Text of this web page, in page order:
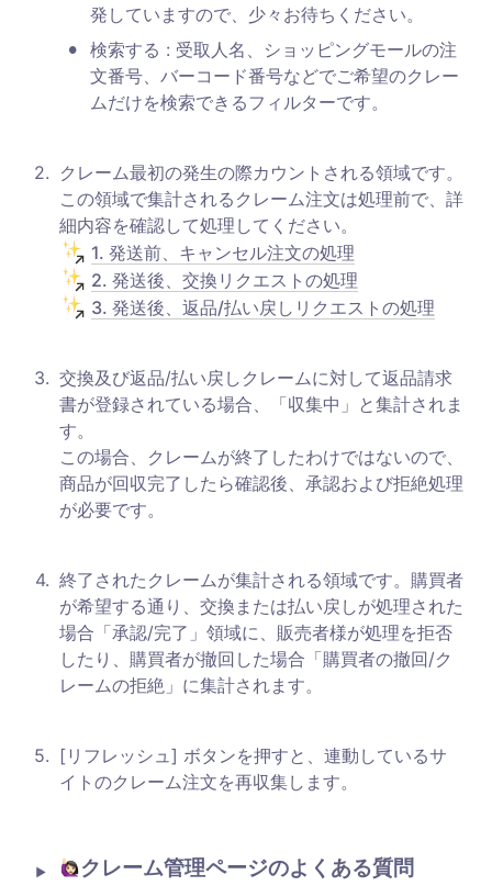
発していますので、少々お待ちください。
• 検索する : 受取人名、ショッピングモールの注
文番号、バーコード番号などでご希望のクレー
ムだけを検索できるフィルターです。
2. クレーム最初の発生の際カウントされる領域です。
この領域で集計されるクレーム注文は処理前で、詳
1. 発送前、キャンセル注文の処理
2. 発送後、交換リクエストの処理
3. 発送後、返品/払い戻しリクエストの処理
3. 交換及び返品/払い戻しクレームに対して返品請求
書が登録されている場合、「収集中」と集計されま
す。
この場合、クレームが終了したわけではないので、
商品が回収完了したら確認後、承認および拒絶処理
が必要です。
4. 終了されたクレームが集計される領域です。購買者
が希望する通り、交換または払い戻しが処理された
場合「承認/完了」領域に、販売者様が処理を拒否
したり、購買者が撤回した場合「購買者の撤回/ク
レームの拒絶」に集計されます。
5. [リフレッシュ] ボタンを押すと、連動しているサ
イトのクレーム注文を再収集します。
クレーム管理ページのよくある質問